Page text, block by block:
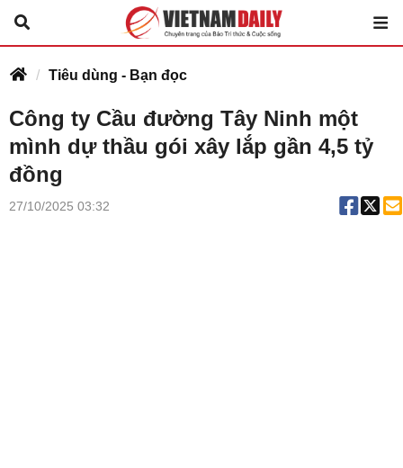
Tiêu dùng - Bạn đọc
Công ty Cầu đường Tây Ninh một
mình dự thầu gói xây lắp gần 4,5 tỷ
đồng
27/10/2025 03:32